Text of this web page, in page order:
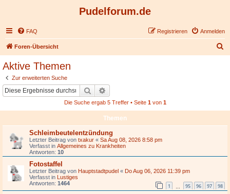
Pudelforum.de
FAQ Anmelden
Registrieren
Foren-Übersicht
Aktive Themen
Zur erweiterten Suche
Suche
Die Suche ergab 5 Treffer • Seite 1von 1
Themen
Schleimbeutelentzündung
Letzter Beitrag von txakur « Sa Aug 08, 2026 8:58 pm
Verfasst in Allgemeines zu Krankheiten
Antworten: 10
Fotostaffel
Letzter Beitrag von Hauptstadtpudel « Do Aug 06, 2026 11:39 pm
Verfasst in Lustiges
Antworten: 1464 1 95 96 97 98